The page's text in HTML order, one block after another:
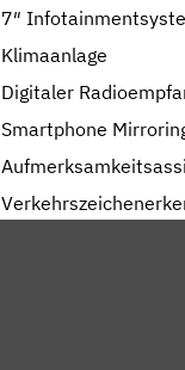
7″
Klimaanlage
Digitaler
Smartphone